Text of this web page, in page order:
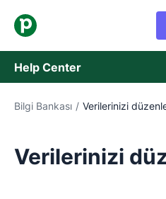
Help Center
Bilgi Bankası
Bilgi Bankası / Verilerinizi
Verilerinizi